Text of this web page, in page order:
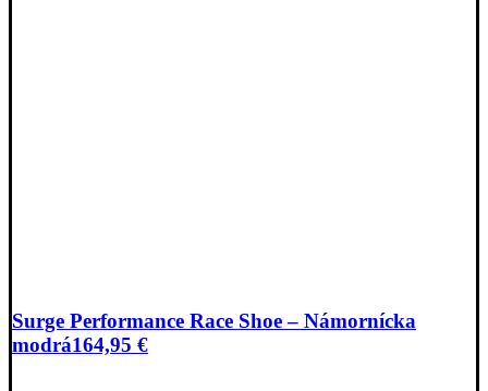
Surge Performance Race Shoe – Námornícka
modrá164,95 €